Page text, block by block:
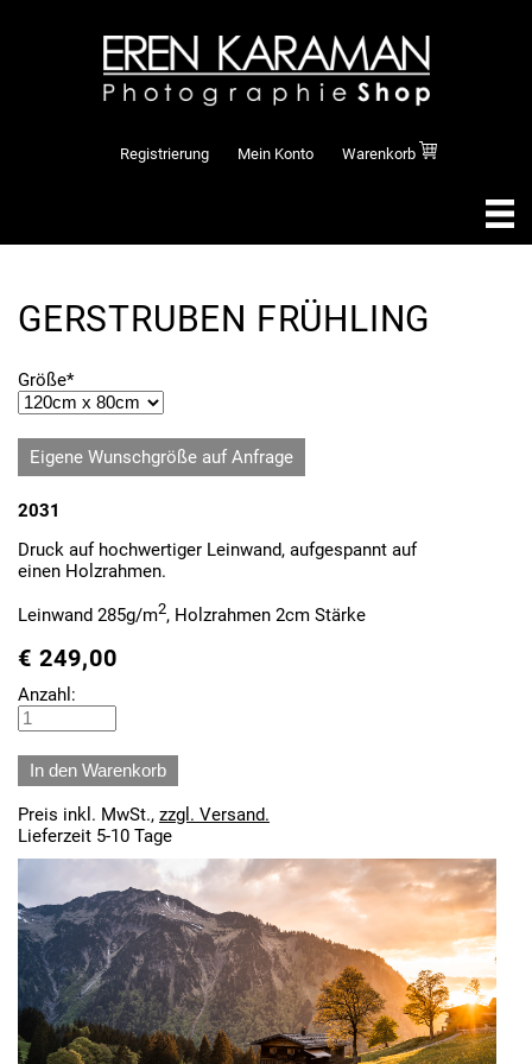
Registrierung Mein Konto Warenkorb
GERSTRUBEN FRÜHLING
Pflichtfeld
Größe*
Eigene Wunschgröße auf Anfrage
2031
Druck auf hochwertiger Leinwand, aufgespannt auf
einen Holzrahmen.
Leinwand 285g/m2, Holzrahmen 2cm Stärke
€ 249,00
Anzahl:
Preis inkl. MwSt., zzgl. Versand.
Lieferzeit 5-10 Tage